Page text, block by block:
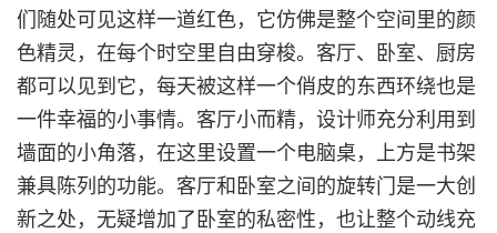
们随处可见这样一道红色，它仿佛是整个空间里的颜
色精灵，在每个时空里自由穿梭。客厅、卧室、厨房
都可以见到它，每天被这样一个俏皮的东西环绕也是
一件幸福的小事情。客厅小而精，设计师充分利用到
墙面的小角落，在这里设置一个电脑桌，上方是书架
兼具陈列的功能。客厅和卧室之间的旋转门是一大创
新之处，无疑增加了卧室的私密性，也让整个动线充